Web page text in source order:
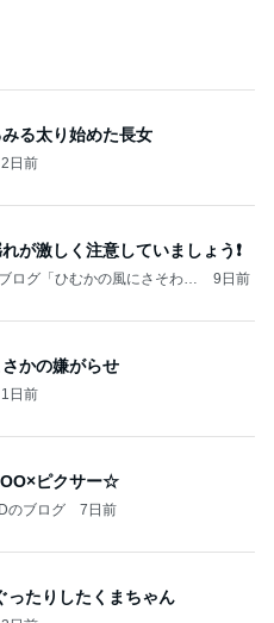
る太り始めた長女
2日前
が激しく注意していましょう❗️
ログ「ひむかの風にさそわれ
9日前
かの嫌がらせ
1日前
ピクサー☆
のブログ 7日前
ったりしたくまちゃん